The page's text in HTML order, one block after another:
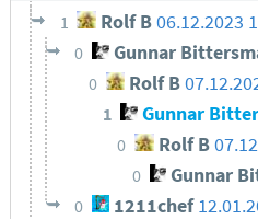
1 Rolf B06.12.2023
0 Gunnar
0 Rolf B
1 Gunnar
0 Rolf B
0 Gunnar
0 1211chef